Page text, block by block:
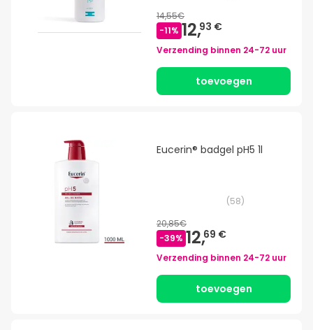
14,55€
-11% 12,93 €
Verzending binnen 24-72 uur
toevoegen
Eucerin® badgel pH5 1l
(58)
20,85€
-39% 12,69 €
Verzending binnen 24-72 uur
toevoegen